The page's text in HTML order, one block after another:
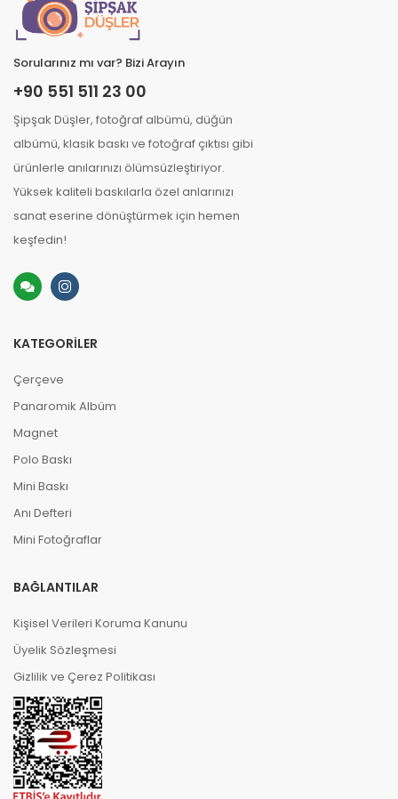
Sorularınız mı var? Bizi Arayın
+90 551 511 23 00
Şipşak Düşler, fotoğraf albümü, düğün
albümü, klasik baskı ve fotoğraf çıktısı gibi
ürünlerle anılarınızı ölümsüzleştiriyor.
Yüksek kaliteli baskılarla özel anlarınızı
sanat eserine dönüştürmek için hemen
keşfedin!
KATEGORILER
Çerçeve
Panaromik Albüm
Magnet
Polo Baskı
Mini Baskı
Anı Defteri
Mini Fotoğraflar
BAĞLANTILAR
Kişisel Verileri Koruma Kanunu
Üyelik Sözleşmesi
Gizlilik ve Çerez Politikası